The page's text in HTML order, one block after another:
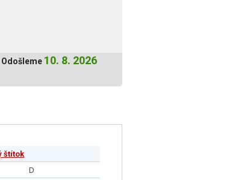
Odošleme 10. 8. 2026
štítok
D